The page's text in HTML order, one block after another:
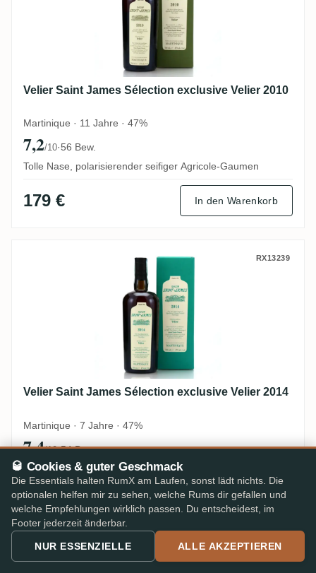
Velier Saint James Sélection exclusive Velier 2010
Martinique · 11 Jahre · 47%
7,2/10·56 Bew.
Tolle Nase, polarisierender seifiger Agricole-Gaumen
179 € In den Warenkorb
Velier Saint James Sélection exclusive
RX13239
Velier Saint James Sélection exclusive Velier 2014
Martinique · 7 Jahre · 47%
7,4/10·54 Bew.
Trockener, pfeffriger Agricole mit seifiger Note
179 € In den Warenkorb
Velier Saint James Sélection exclusive
RX13232
🥃 Cookies & guter Geschmack
Die Essentials halten RumX am Laufen, sonst lädt nichts. Die
optionalen helfen mir zu sehen, welche Rums dir gefallen und
welche Empfehlungen wirklich passen. Du entscheidest, im
Footer jederzeit änderbar.
NUR ESSENZIELLE ALLE AKZEPTIEREN